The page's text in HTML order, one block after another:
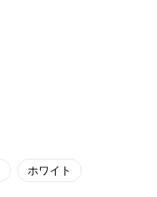
ホワイト